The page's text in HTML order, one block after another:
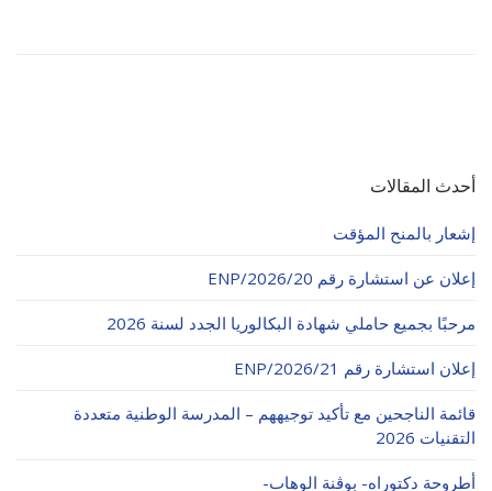
أحدث المقالات
إشعار بالمنح المؤقت
إعلان عن استشارة رقم 20/ENP/2026
مرحبًا بجميع حاملي شهادة البكالوريا الجدد لسنة 2026
إعلان استشارة رقم 21/ENP/2026
قائمة الناجحين مع تأكيد توجيههم – المدرسة الوطنية متعددة
التقنيات 2026
أطروحة دكتوراه- بوڨنة الوهاب-